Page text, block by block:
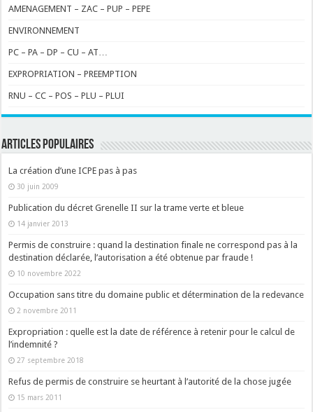
AMENAGEMENT – ZAC – PUP – PEPE
ENVIRONNEMENT
PC – PA – DP – CU – AT…
EXPROPRIATION – PREEMPTION
RNU – CC – POS – PLU – PLUI
ARTICLES POPULAIRES
La création d’une ICPE pas à pas
30 juin 2009
Publication du décret Grenelle II sur la trame verte et bleue
14 janvier 2013
Permis de construire : quand la destination finale ne correspond pas à la
destination déclarée, l’autorisation a été obtenue par fraude !
10 novembre 2022
Occupation sans titre du domaine public et détermination de la redevance
2 novembre 2011
Expropriation : quelle est la date de référence à retenir pour le calcul de
l’indemnité ?
27 septembre 2018
Refus de permis de construire se heurtant à l’autorité de la chose jugée
15 mars 2011